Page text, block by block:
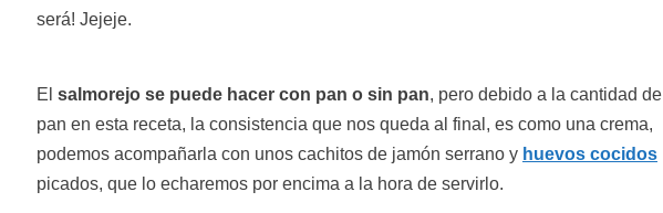
será! Jejeje.
El salmorejo se puede hacer con pan o sin pan, pero debido a la cantidad de
pan en esta receta, la consistencia que nos queda al final, es como una crema,
podemos acompañarla con unos cachitos de jamón serrano y huevos cocidos
picados, que lo echaremos por encima a la hora de servirlo.